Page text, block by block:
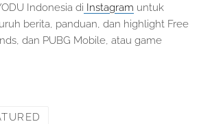
Indonesia di Instagram untuk
berita, panduan, dan highlight Free
dan PUBG Mobile, atau game